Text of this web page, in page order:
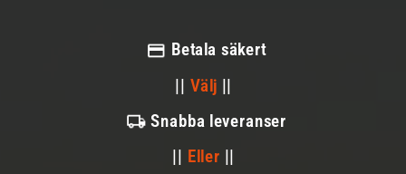
Betala säkert
|| Välj ||
Snabba leveranser
|| Eller ||